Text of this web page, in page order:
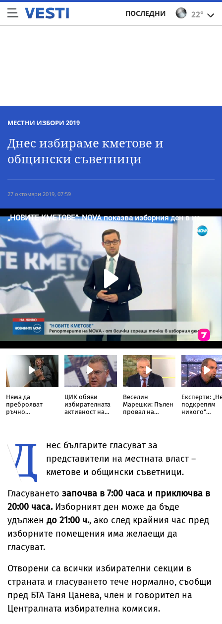
22°
ПОСЛЕДНИ
МЕСТНИ ИЗБОРИ 2019
Днес избираме кметове и
общински съветници
27 октомври 2019, 07:59
Няма да
преброяват
ръчно
ЦИК обяви
избирателната
активност на
Веселин
Марешки: Пълен
провал на
Експерти:
подкрепям
никого"
Д
нес българите гласуват за
представители на местната власт –
кметове и общински съветници.
Гласуването започва в 7:00 часа и приключва в
20:00 часа.Изборният ден може да бъде
удължен до 21:00 ч., ако след крайния час пред
изборните помещения има желаещи да
гласуват.
Отворени са всички избирателни секции в
страната и гласуването тече нормално, съобщи
пред БТА Таня Цанева, член и говорител на
Централната избирателна комисия.